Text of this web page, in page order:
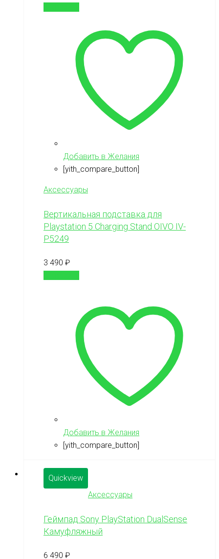
Добавить в Желания
[yith_compare_button]
Аксессуары
Вертикальная подставка для
Playstation 5 Charging Stand OIVO IV-
P5249
3 490 ₽
Добавить в Желания
[yith_compare_button]
Quickview
Аксессуары
Геймпад Sony PlayStation DualSense
Камуфляжный
6 490 ₽